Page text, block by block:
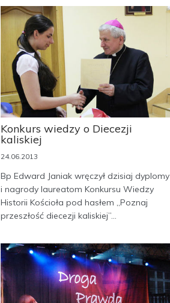
Konkurs wiedzy o Diecezji
kaliskiej
24.06.2013
Bp Edward Janiak wręczył dzisiaj dyplomy
i nagrody laureatom Konkursu Wiedzy
Historii Kościoła pod hasłem „Poznaj
przeszłość diecezji kaliskiej”...